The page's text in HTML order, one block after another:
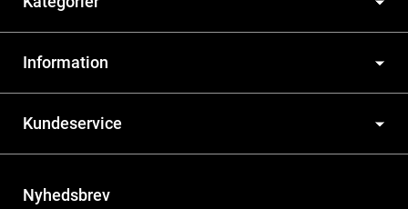
Information
Kundeservice
Nyhedsbrev